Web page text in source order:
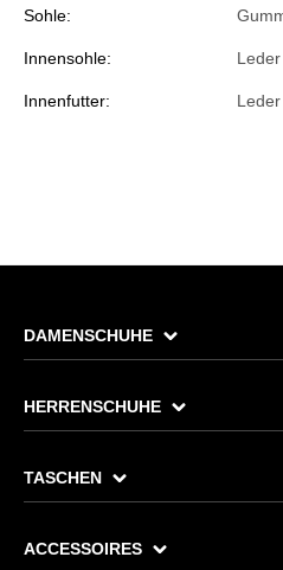
Sohle:
Innensohle: Leder
Innenfutter: Leder
DAMENSCHUHE
HERRENSCHUHE
TASCHEN
ACCESSOIRES